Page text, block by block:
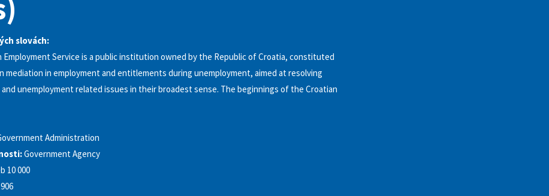
slovách:
Employment Service is a public institution owned by the Republic of Croatia, constituted
mediation in employment and entitlements during unemployment, aimed at resolving
unemployment related issues in their broadest sense. The beginnings of the Croatian
Administration
Government Agency
10 000